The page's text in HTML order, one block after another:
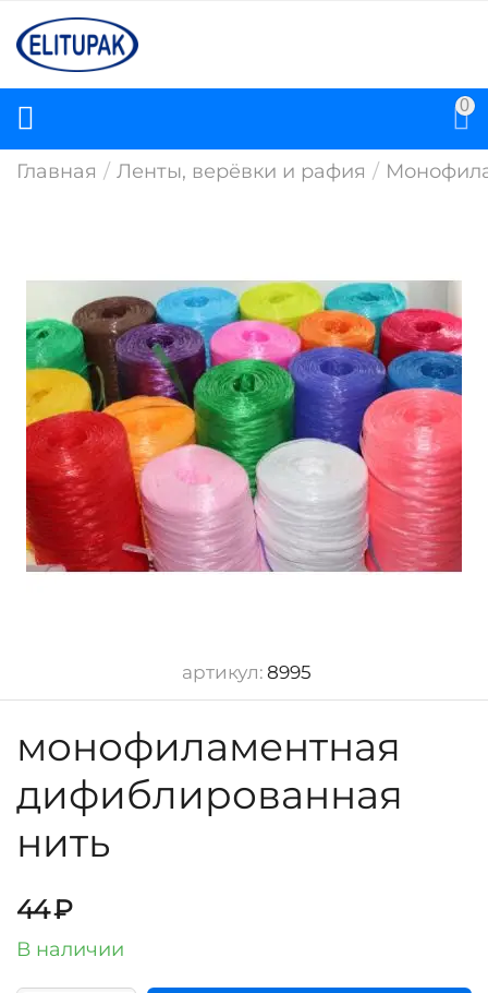
0
Главная / Ленты, верёвки и рафия /
артикул: 8995
монофиламентная
дифиблированная
нить
44₽
В наличии